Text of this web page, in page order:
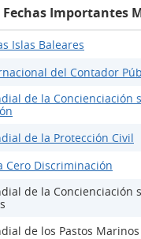
Fechas Importantes
Islas Baleares
del Contador
de la Concienciación
de la Protección Civil
Cero Discriminación
de la Concienciación
de los Pastos Marinos